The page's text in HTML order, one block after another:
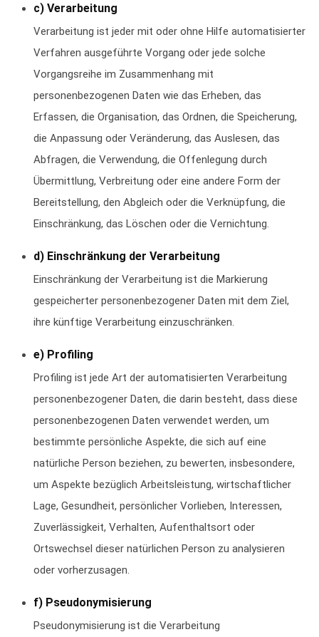
c) Verarbeitung
Verarbeitung ist jeder mit oder ohne Hilfe automatisierter
Verfahren ausgeführte Vorgang oder jede solche
Vorgangsreihe im Zusammenhang mit
personenbezogenen Daten wie das Erheben, das
Erfassen, die Organisation, das Ordnen, die Speicherung,
die Anpassung oder Veränderung, das Auslesen, das
Abfragen, die Verwendung, die Offenlegung durch
Übermittlung, Verbreitung oder eine andere Form der
Bereitstellung, den Abgleich oder die Verknüpfung, die
Einschränkung, das Löschen oder die Vernichtung.
d) Einschränkung der Verarbeitung
Einschränkung der Verarbeitung ist die Markierung
gespeicherter personenbezogener Daten mit dem Ziel,
ihre künftige Verarbeitung einzuschränken.
e) Profiling
Profiling ist jede Art der automatisierten Verarbeitung
personenbezogener Daten, die darin besteht, dass diese
personenbezogenen Daten verwendet werden, um
bestimmte persönliche Aspekte, die sich auf eine
natürliche Person beziehen, zu bewerten, insbesondere,
um Aspekte bezüglich Arbeitsleistung, wirtschaftlicher
Lage, Gesundheit, persönlicher Vorlieben, Interessen,
Zuverlässigkeit, Verhalten, Aufenthaltsort oder
Ortswechsel dieser natürlichen Person zu analysieren
oder vorherzusagen.
f) Pseudonymisierung
Pseudonymisierung ist die Verarbeitung